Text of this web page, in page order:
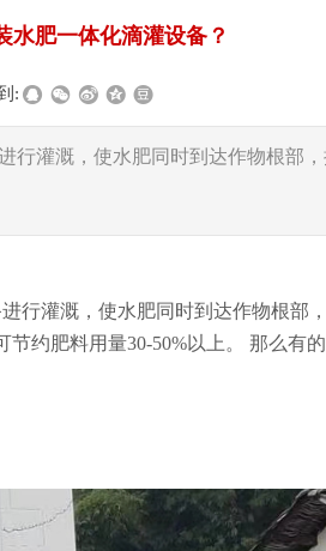
水肥一体化滴灌设备？
:
灌溉，使水肥同时到达作物根部
灌溉，使水肥同时到达作物根部
约肥料用量30-50%以上。 那么有